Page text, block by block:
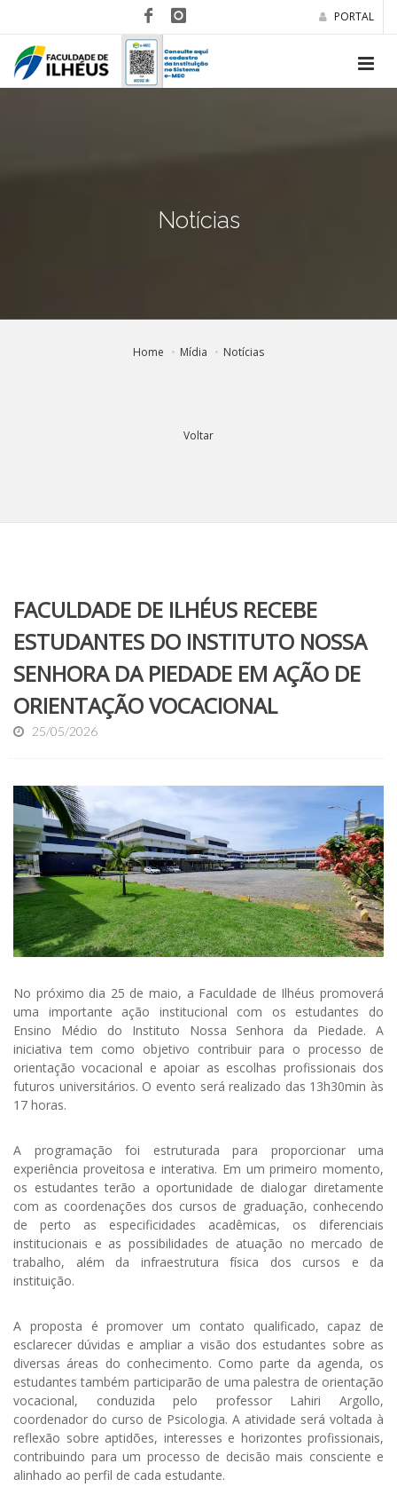
PORTAL
Notícias
Home Mídia Notícias
Voltar
FACULDADE DE ILHÉUS RECEBE
ESTUDANTES DO INSTITUTO NOSSA
SENHORA DA PIEDADE EM AÇÃO DE
ORIENTAÇÃO VOCACIONAL
25/05/2026
No próximo dia 25 de maio, a Faculdade de Ilhéus promoverá
uma importante ação institucional com os estudantes do
Ensino Médio do Instituto Nossa Senhora da Piedade. A
iniciativa tem como objetivo contribuir para o processo de
orientação vocacional e apoiar as escolhas profissionais dos
futuros universitários. O evento será realizado das 13h30min às
17 horas.
A programação foi estruturada para proporcionar uma
experiência proveitosa e interativa. Em um primeiro momento,
os estudantes terão a oportunidade de dialogar diretamente
com as coordenações dos cursos de graduação, conhecendo
de perto as especificidades acadêmicas, os diferenciais
institucionais e as possibilidades de atuação no mercado de
trabalho, além da infraestrutura física dos cursos e da
instituição.
A proposta é promover um contato qualificado, capaz de
esclarecer dúvidas e ampliar a visão dos estudantes sobre as
diversas áreas do conhecimento. Como parte da agenda, os
estudantes também participarão de uma palestra de orientação
vocacional, conduzida pelo professor Lahiri Argollo,
coordenador do curso de Psicologia. A atividade será voltada à
reflexão sobre aptidões, interesses e horizontes profissionais,
contribuindo para um processo de decisão mais consciente e
alinhado ao perfil de cada estudante.